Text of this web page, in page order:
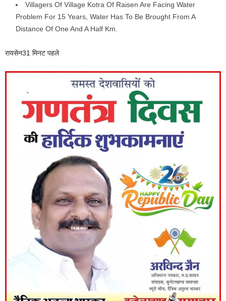
Villagers Of Village Kotra Of Raisen Are Facing Water
Problem For 15 Years, Water Has To Be Brought From A
Distance Of One And A Half Km.
रायसेन31 मिनट पहले